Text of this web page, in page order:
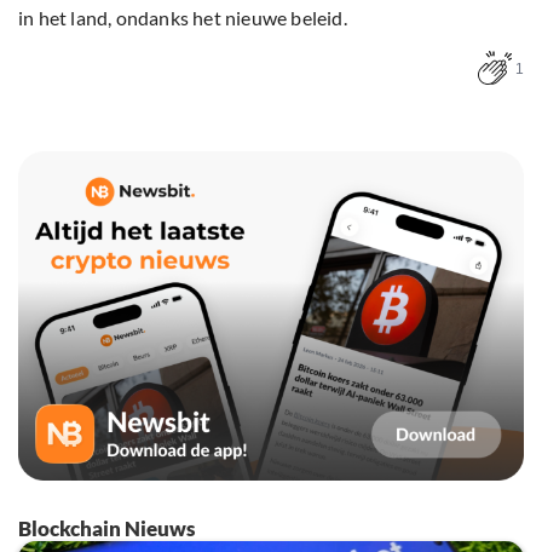
in het land, ondanks het nieuwe beleid.
1
Blockchain Nieuws